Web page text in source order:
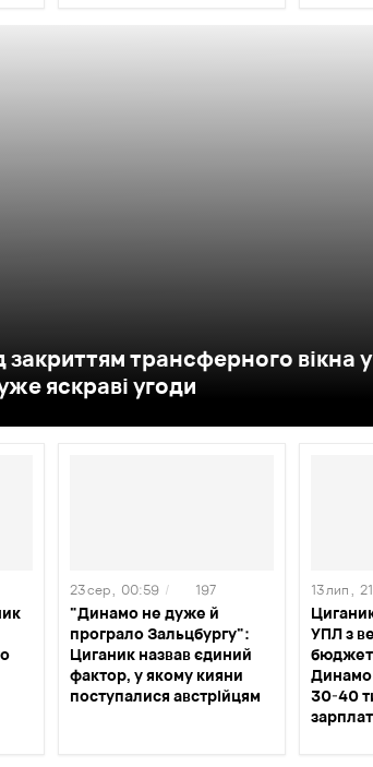
трансферного вікна
яскраві угоди
"Динамо не дуже й
програло Зальцбургу":
Циганик назвав єдиний
фактор, у якому кияни
поступалися австрійцям
23 сер , 00:59 / 197
УПЛ з
Динамо
30-40
13 лип ,